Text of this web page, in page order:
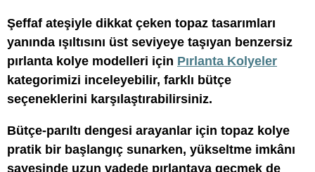
Şeffaf ateşiyle dikkat çeken topaz tasarımları
yanında ışıltısını üst seviyeye taşıyan benzersiz
pırlanta kolye modelleri için Pırlanta Kolyeler
kategorimizi inceleyebilir, farklı bütçe
seçeneklerini karşılaştırabilirsiniz.
Bütçe-parıltı dengesi arayanlar için topaz kolye
pratik bir başlangıç sunarken, yükseltme imkânı
sayesinde uzun vadede pırlantaya geçmek de